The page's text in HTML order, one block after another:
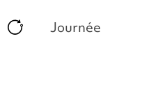
Journée